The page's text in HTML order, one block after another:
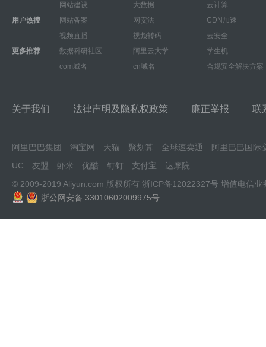
网站建设
大数据
云计算
用户热搜
网站备案 网安法
CDN加速
视频直播
视频转码
云安全
更多推荐
数据科研社区 阿里云大学
学生机
com域名
cn域名 合规安全解决方案
关于我们 法律声明及隐私权政策 廉正举报 联
阿里巴巴集团 淘宝网 天猫 聚划算 全球速卖通
阿里巴巴国际
UC
友盟 虾米 优酷 钉钉 支付宝
达摩院
© 2009-2019 Aliyun.com 版权所有 浙ICP备12022327号 增值电信业
浙公网安备 33010602009975号